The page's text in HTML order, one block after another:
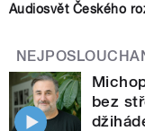
Audiosvět Českého
bez